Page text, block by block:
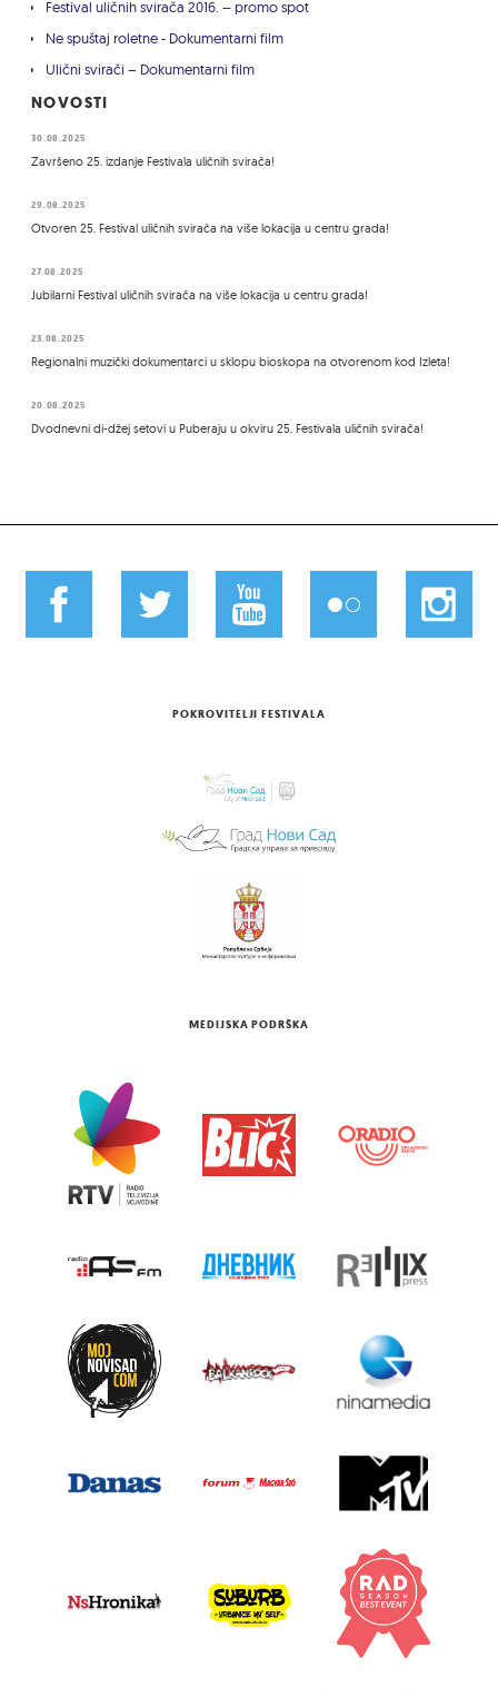
Festival uličnih svirača 2016. – promo spot
Ne spuštaj roletne - Dokumentarni film
Ulični svirači – Dokumentarni film
NOVOSTI
30.08.2025
Završeno 25. izdanje Festivala uličnih svirača!
29.08.2025
Otvoren 25. Festival uličnih svirača na više lokacija u centru grada!
27.08.2025
Jubilarni Festival uličnih svirača na više lokacija u centru grada!
23.08.2025
Regionalni muzički dokumentarci u sklopu bioskopa na otvorenom kod Izleta!
20.08.2025
Dvodnevni di-džej setovi u Puberaju u okviru 25. Festivala uličnih svirača!
POKROVITELJI FESTIVALA
MEDIJSKA PODRŠKA